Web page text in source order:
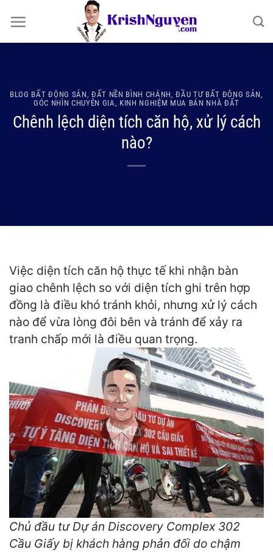
qua
nội
BLOG BẤT ĐỘNG SẢN ĐẤT NỀN BÌNH CHÁNH ,ĐẦU TƯ BẤT ĐỘNG SẢN
GÓC NHÌN CHUYÊN GIA
KINH NGHIỆM MUA BÁN NHÀ ĐẤT
Chênh lệch diện tích căn hộ, xử lý cách
nào?
Việc diện tích căn hộ thực tế khi nhận bàn
giao chênh lệch so với diện tích ghi trên hợp
đồng là điều khó tránh khỏi, nhưng xử lý cách
nào để vừa lòng đôi bên và tránh để xảy ra
tranh chấp mới là điều quan trọng.
Chủ đầu tư Dự án Discovery Complex 302
Cầu Giấy bị khách hàng phản đối do chậm